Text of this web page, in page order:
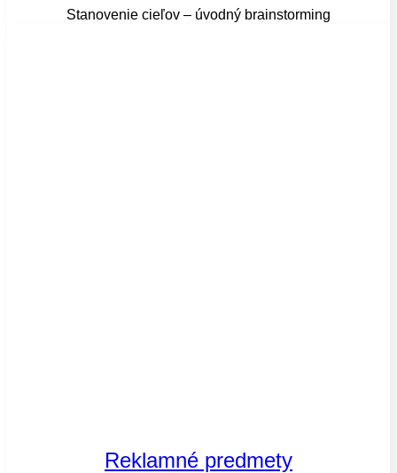
Stanovenie cieľov – úvodný brainstorming
Reklamné predmety